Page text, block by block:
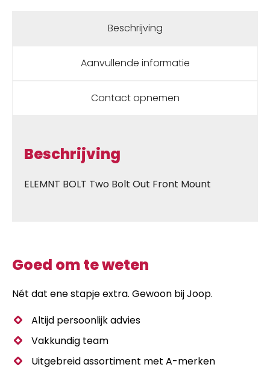
Beschrijving
Aanvullende informatie
Contact opnemen
Beschrijving
ELEMNT BOLT Two Bolt Out Front Mount
Goed om te weten
Nét dat ene stapje extra. Gewoon bij Joop.
Altijd persoonlijk advies
Vakkundig team
Uitgebreid assortiment met A-merken